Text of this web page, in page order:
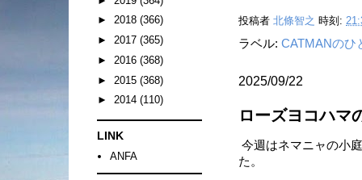
投稿者 北條智之 時刻:
ラベル: CATMANのひ
2025/09/22
ローズヨコハマ
今週はネマニャの小
た。
► 2018 (366)
► 2017 (365)
► 2016 (368)
► 2015 (368)
► 2014 (110)
LINK
ANFA